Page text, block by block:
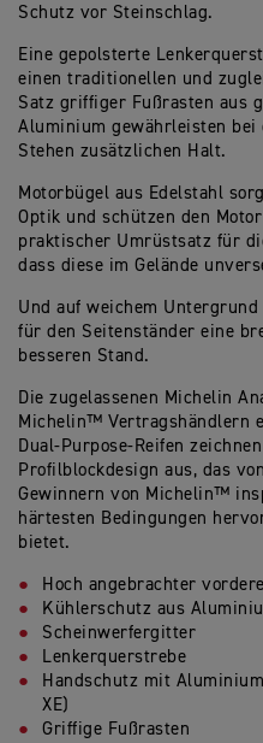
Schutz vor Steinschlag.
Eine gepolsterte
einen traditionellen und
Satz griffiger Fußrasten aus
Aluminium gewährleisten bei
Stehen zusätzlichen Halt.
Motorbügel aus Edelstahl
Optik und schützen den
praktischer Umrüstsatz für
dass diese im Gelände
Und auf weichem
für den Seitenständer eine
besseren Stand.
Die zugelassenen Michelin
Michelin™ Vertragshändlern
Dual-Purpose-Reifen
Profilblockdesign aus, das
Gewinnern von Michelin™
härtesten Bedingungen
bietet.
Hoch angebrachter
Kühlerschutz aus
Scheinwerfergitter
Lenkerquerstrebe
Handschutz mit
XE)
Griffige Fußrasten